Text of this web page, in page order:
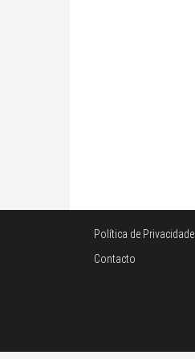
Política de Privacidade
Contacto